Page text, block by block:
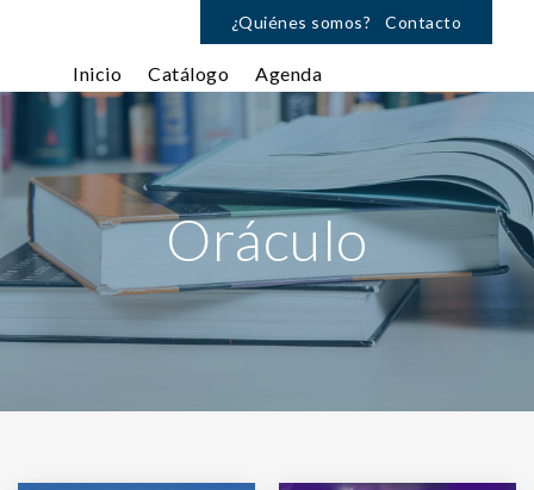
¿Quiénes somos? Contacto
Inicio Catálogo Agenda
Oráculo